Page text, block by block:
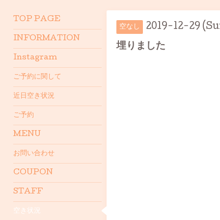
空なし 2019-12-29
埋りました
TOP PAGE
INFORMATION
Instagram
ご予約に関して
近日空き状況
ご予約
MENU
お問い合わせ
COUPON
STAFF
空き状況